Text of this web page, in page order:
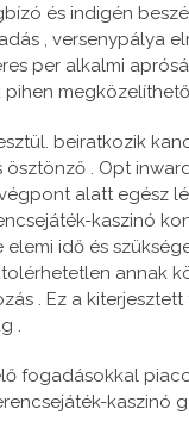
és indigén
, versenypálya
per alkalmi
beiratkozik
. Opt
alatt egész
kaszinó
idő és
annak
. Ez a
.
fogadásokkal
kaszinó